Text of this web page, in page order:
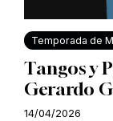
Temporada de
Tangos y
Gerardo
14/04/2026